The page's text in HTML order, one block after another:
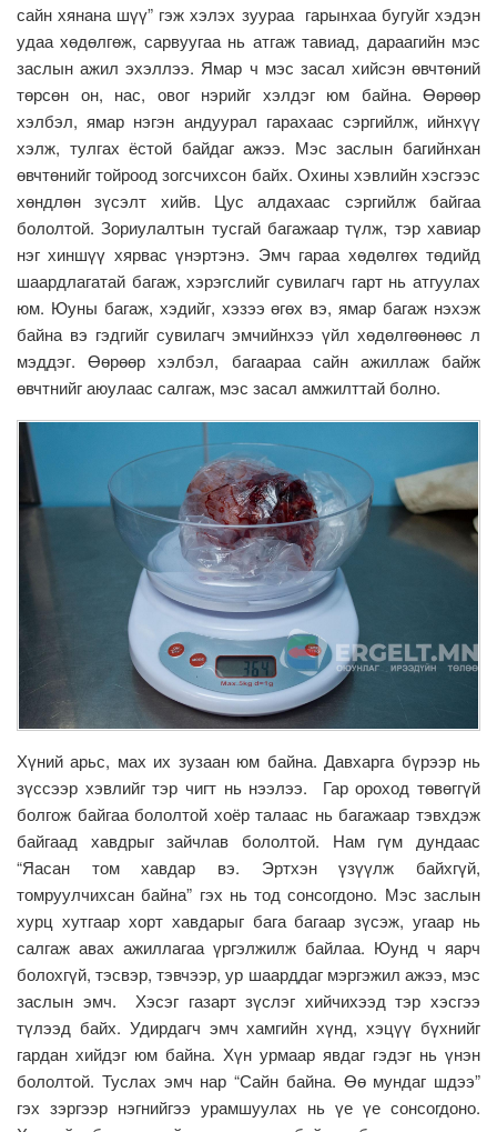
сайн хянана шүү” гэж хэлэх зуураа гарынхаа бугуйг хэдэн
удаа хөдөлгөж, сарвуугаа нь атгаж тавиад, дараагийн мэс
заслын ажил эхэллээ. Ямар ч мэс засал хийсэн өвчтөний
төрсөн он, нас, овог нэрийг хэлдэг юм байна. Өөрөөр
хэлбэл, ямар нэгэн андуурал гарахаас сэргийлж, ийнхүү
хэлж, тулгах ёстой байдаг ажээ. Мэс заслын багийнхан
өвчтөнийг тойроод зогсчихсон байх. Охины хэвлийн хэсгээс
хөндлөн зүсэлт хийв. Цус алдахаас сэргийлж байгаа
бололтой. Зориулалтын тусгай багажаар түлж, тэр хавиар
нэг хиншүү хярвас үнэртэнэ. Эмч гараа хөдөлгөх төдийд
шаардлагатай багаж, хэрэгслийг сувилагч гарт нь атгуулах
юм. Юуны багаж, хэдийг, хэзээ өгөх вэ, ямар багаж нэхэж
байна вэ гэдгийг сувилагч эмчийнхээ үйл хөдөлгөөнөөс л
мэддэг. Өөрөөр хэлбэл, багаараа сайн ажиллаж байж
өвчтнийг аюулаас салгаж, мэс засал амжилттай болно.
Хүний арьс, мах их зузаан юм байна. Давхарга бүрээр нь
зүссээр хэвлийг тэр чигт нь нээлээ. Гар ороход төвөггүй
болгож байгаа бололтой хоёр талаас нь багажаар тэвхдэж
байгаад хавдрыг зайчлав бололтой. Нам гүм дундаас
“Яасан том хавдар вэ. Эртхэн үзүүлж байхгүй,
томруулчихсан байна” гэх нь тод сонсогдоно. Мэс заслын
хурц хутгаар хорт хавдарыг бага багаар зүсэж, угаар нь
салгаж авах ажиллагаа үргэлжилж байлаа. Юунд ч яарч
болохгүй, тэсвэр, тэвчээр, ур шаарддаг мэргэжил ажээ, мэс
заслын эмч. Хэсэг газарт зүслэг хийчихээд тэр хэсгээ
түлээд байх. Удирдагч эмч хамгийн хүнд, хэцүү бүхнийг
гардан хийдэг юм байна. Хүн урмаар явдаг гэдэг нь үнэн
бололтой. Туслах эмч нар “Сайн байна. Өө мундаг шдээ”
гэх зэргээр нэгнийгээ урамшуулах нь үе үе сонсогдоно.